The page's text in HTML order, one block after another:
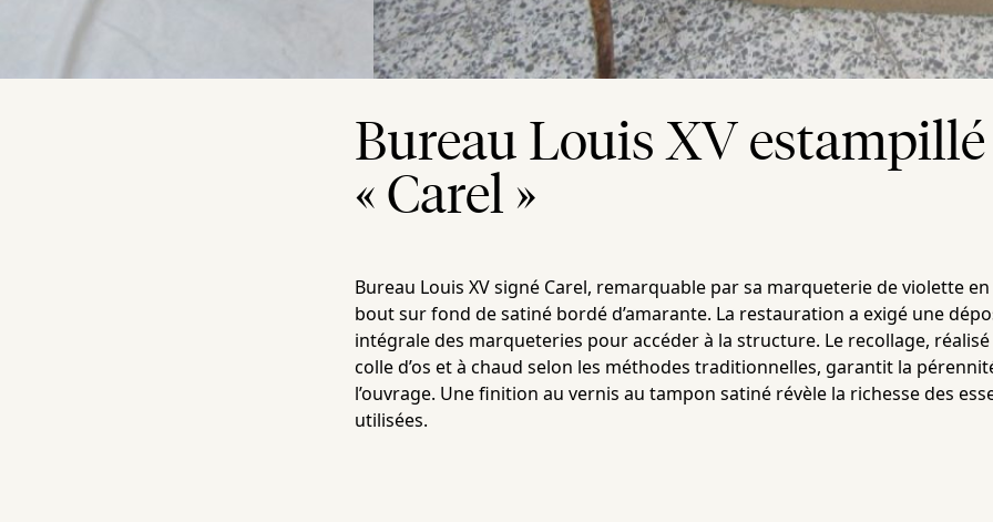
Bureau Louis XV estampillé
« Carel »
Bureau Louis XV signé Carel, remarquable par sa marqueterie de violette
bout sur fond de satiné bordé d’amarante. La restauration a exigé une
intégrale des marqueteries pour accéder à la structure. Le recollage, réalisé
colle d’os et à chaud selon les méthodes traditionnelles, garantit la
l’ouvrage. Une finition au vernis au tampon satiné révèle la richesse des
utilisées.